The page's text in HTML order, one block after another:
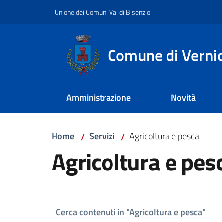
Unione dei Comuni Val di Bisenzio
Comune di
Amministrazione Novità
Home / Servizi / Agricoltura e pesca
Agricoltura e